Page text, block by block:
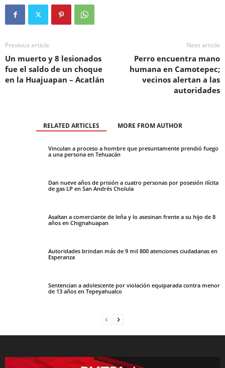
Previous article
Un muerto y 8 lesionados
fue el saldo de un choque
en la Huajuapan – Acatlán
Next article
Perro encuentra mano
humana en Camotepec;
vecinos alertan a las
autoridades
RELATED ARTICLES MORE FROM AUTHOR
Vinculan a proceso a hombre que presuntamente prendió fuego
a una persona en Tehuacán
Dan nueve años de prisión a cuatro personas por posesión ilícita
de gas LP en San Andrés Cholula
Asaltan a comerciante de leña y lo asesinan frente a su hijo de 8
años en Chignahuapan
Autoridades brindan más de 9 mil 800 atenciones ciudadanas en
Esperanza
Sentencian a adolescente por violación equiparada contra menor
de 13 años en Tepeyahualco